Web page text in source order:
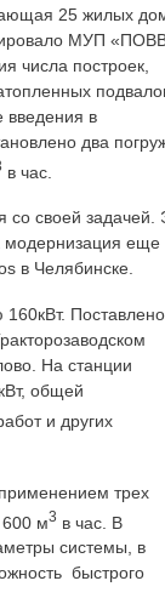
25 жилых
МУП
числа построек,
введения в
два
в час.
со своей задачей.
модернизация еще
в Челябинске.
На станции
общей
и других
трех
600 м3 в час. В
системы, в
быстрого